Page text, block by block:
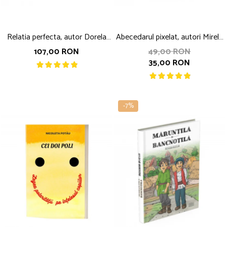
Relatia perfecta, autor Dorela
Iepan
107,00 RON
Abecedarul pixelat, autori Mirela
Popescu si Gina-Eugenia
RICHITEANU
49,00 RON
35,00 RON
-7%